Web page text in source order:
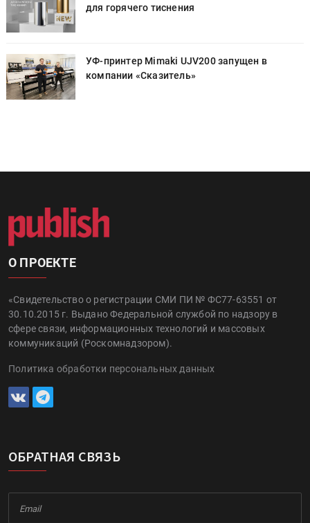
для горячего тиснения
УФ-принтер Mimaki UJV200 запущен в
компании «Сказитель»
О ПРОЕКТЕ
«Свидетельство о регистрации СМИ ПИ № ФС77-63551 от
30.10.2015 г. Выдано Федеральной службой по надзору в
сфере связи, информационных технологий и массовых
коммуникаций (Роскомнадзором).
Политика обработки персональных данных
ОБРАТНАЯ СВЯЗЬ